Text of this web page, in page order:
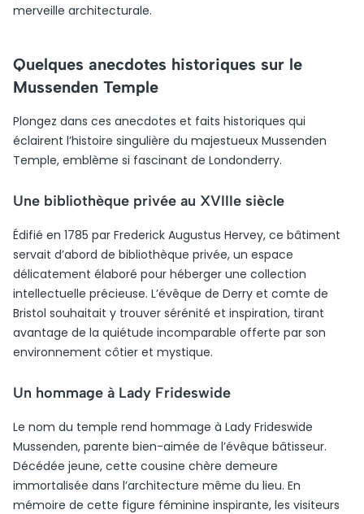
merveille architecturale.
Quelques anecdotes historiques sur le
Mussenden Temple
Plongez dans ces anecdotes et faits historiques qui
éclairent l’histoire singulière du majestueux Mussenden
Temple, emblème si fascinant de Londonderry.
Une bibliothèque privée au XVIIIe siècle
Édifié en 1785 par Frederick Augustus Hervey, ce bâtiment
servait d’abord de bibliothèque privée, un espace
délicatement élaboré pour héberger une collection
intellectuelle précieuse. L’évêque de Derry et comte de
Bristol souhaitait y trouver sérénité et inspiration, tirant
avantage de la quiétude incomparable offerte par son
environnement côtier et mystique.
Un hommage à Lady Frideswide
Le nom du temple rend hommage à Lady Frideswide
Mussenden, parente bien-aimée de l’évêque bâtisseur.
Décédée jeune, cette cousine chère demeure
immortalisée dans l’architecture même du lieu. En
mémoire de cette figure féminine inspirante, les visiteurs